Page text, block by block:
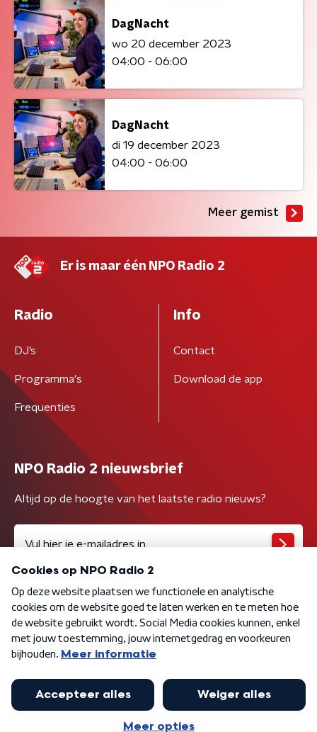
DagNacht
wo 20 december 2023
04:00 - 06:00
DagNacht
di 19 december 2023
04:00 - 06:00
Meer gemist
Er is maar één NPO Radio 2
Radio
DJ’s
Programma's
Frequenties
Info
Contact
Download de app
NPO Radio 2 nieuwsbrief
Altijd op de hoogte van het laatste radio nieuws?
Algemene voorwaarden